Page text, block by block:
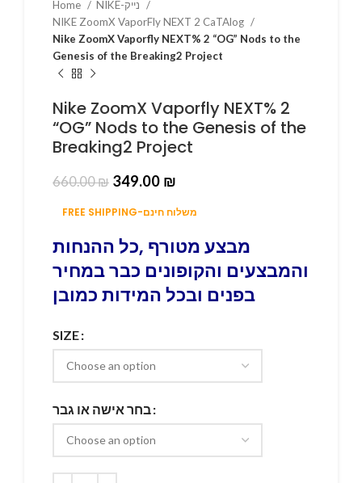
Home
NIKE ZoomX VaporFly NEXT 2 CaTAlog
Nike ZoomX Vaporfly NEXT% 2 “OG” Nods to the
Genesis of the Breaking2 Project
Nike ZoomX Vaporfly NEXT% 2
“OG” Nods to the Genesis of the
Breaking2 Project
660.00₪ 349.00 ₪
FREE SHIPPING-משלוח חינם
מבצע מטורף ,כל ההנחות
והמבצעים והקופונים כבר במחיר
בפנים ובכל המידות כמובן
SIZE
בחר אישה או גבר